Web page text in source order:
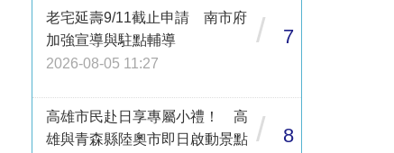
老宅延壽9/11截止申請 南市府
加強宣導與駐點輔導
2026-08-05 11:27
/ 7
高雄市民赴日享專屬小禮！ 高
雄與青森縣陸奧市即日啟動景點 / 8